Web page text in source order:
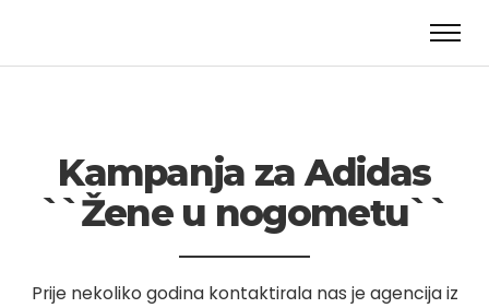
Kampanja za Adidas
``Žene u nogometu``
Prije nekoliko godina kontaktirala nas je agencija iz